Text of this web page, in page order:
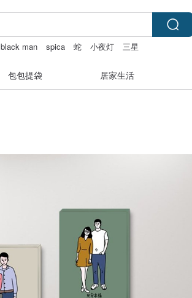
black man spica 蛇 小夜灯
三星
包包提袋 居家生活